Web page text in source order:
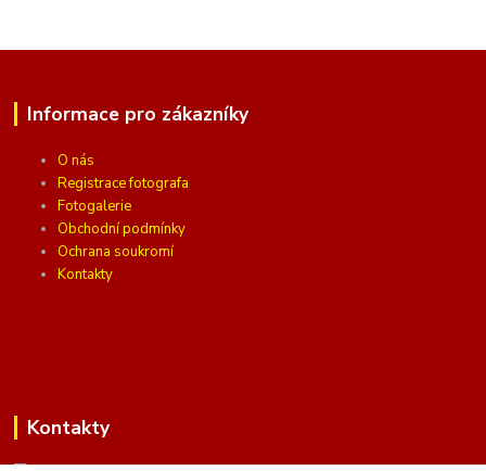
Informace pro zákazníky
O nás
Registrace fotografa
Fotogalerie
Obchodní podmínky
Ochrana soukromí
Kontakty
Kontakty